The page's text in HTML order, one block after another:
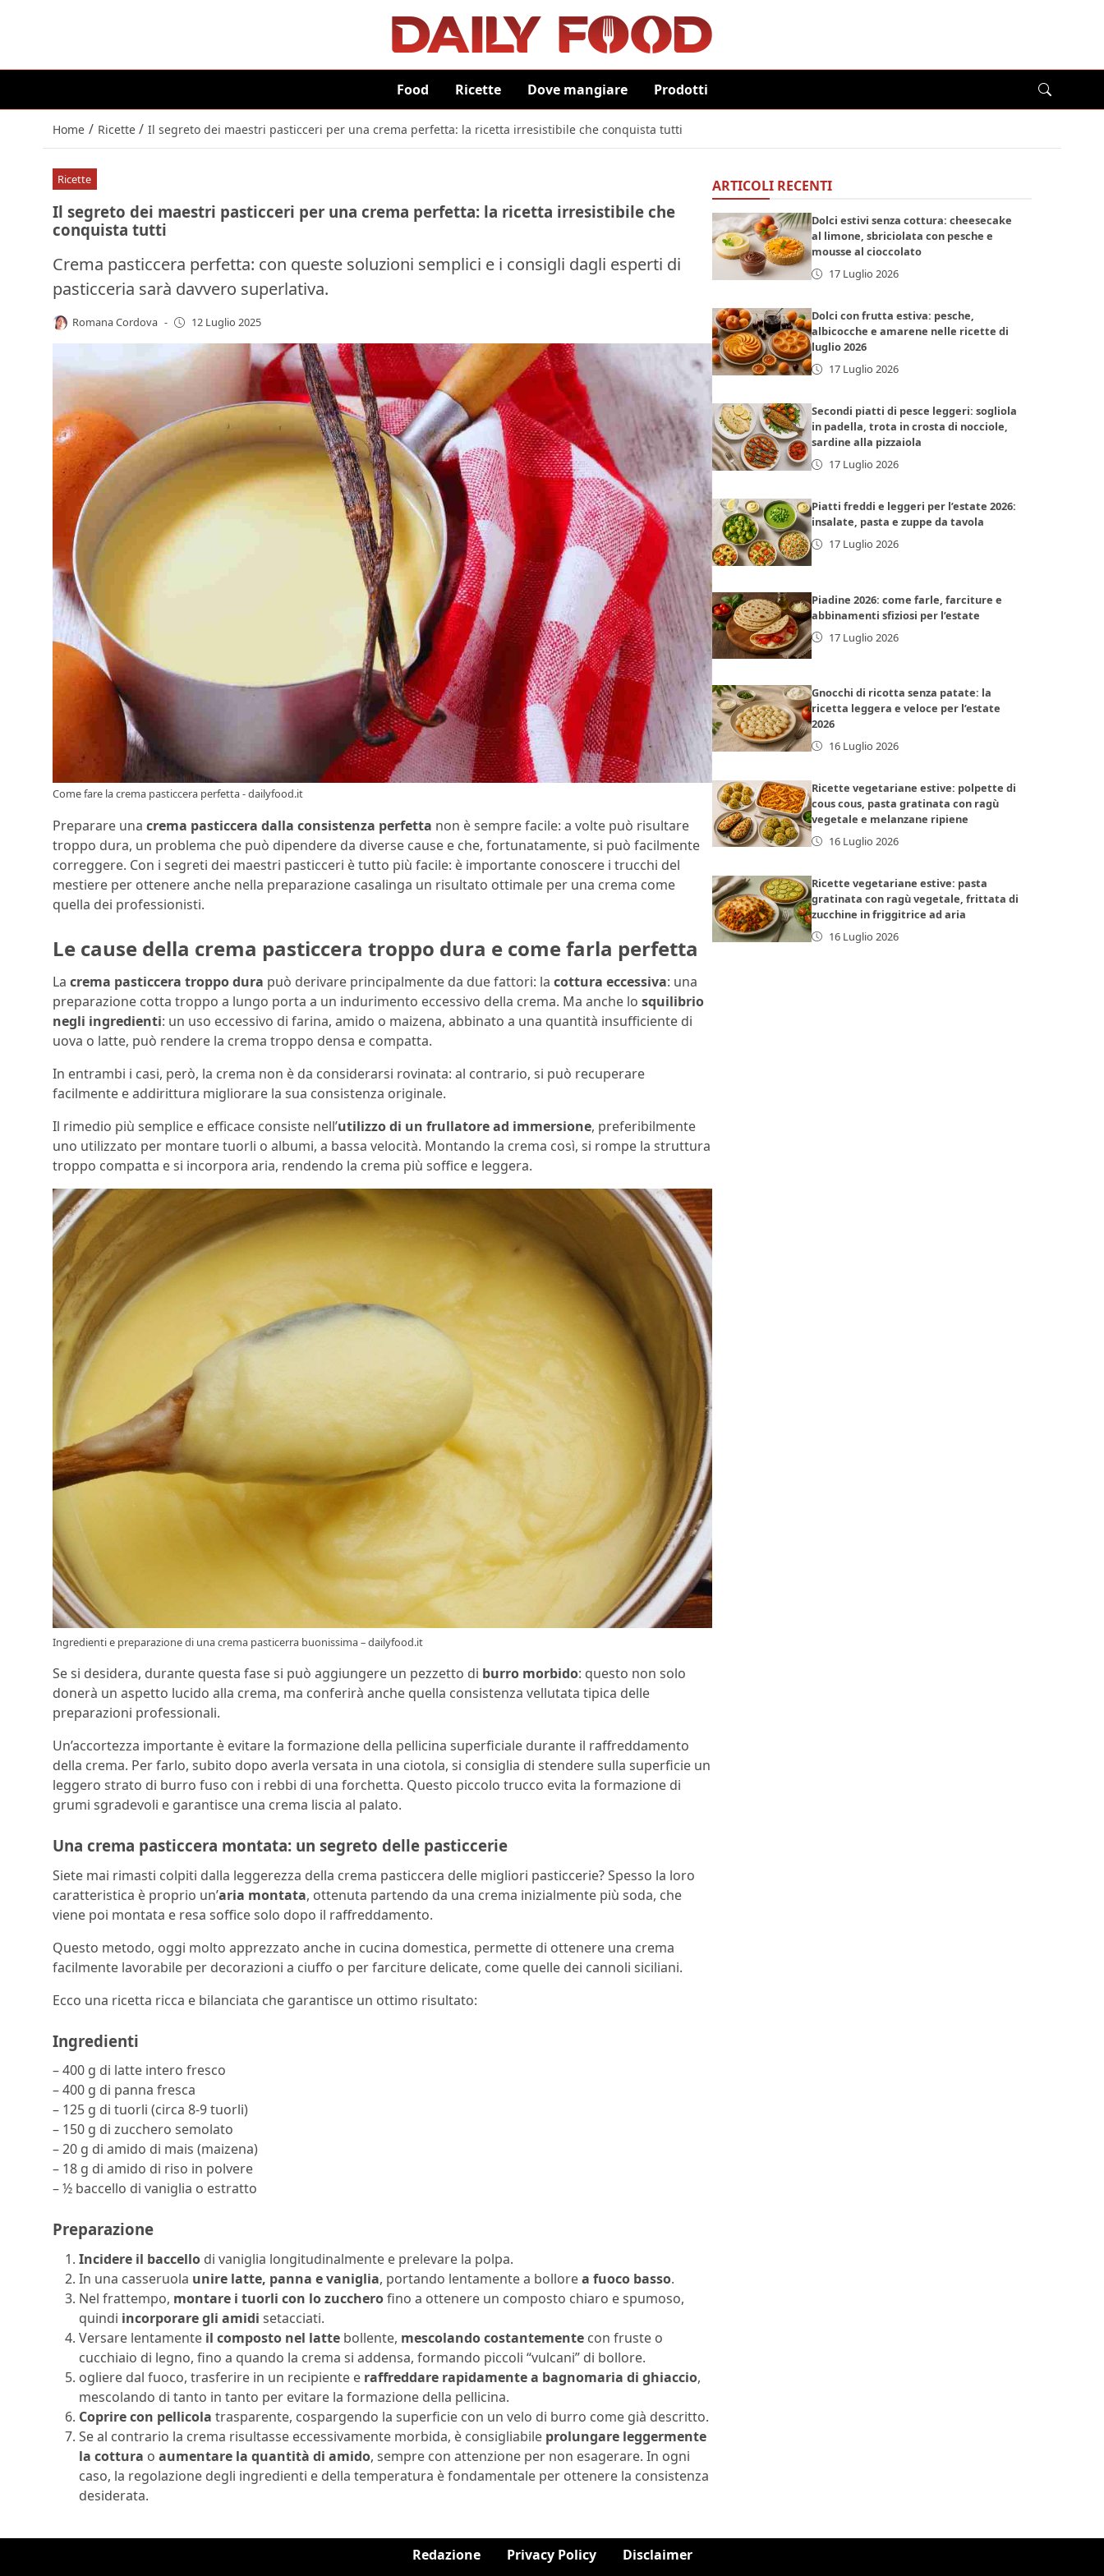
Food Ricette Dove mangiare Prodotti
Home / Ricette / Il segreto dei maestri pasticceri per una crema perfetta: la ricetta irresistibile che conquista tutti
Ricette
Il segreto dei maestri pasticceri per una crema perfetta: la ricetta irresistibile che
conquista tutti
Crema pasticcera perfetta: con queste soluzioni semplici e i consigli dagli esperti di
pasticceria sarà davvero superlativa.
Romana Cordova - 12 Luglio 2025
Come fare la crema pasticcera perfetta - dailyfood.it
Preparare una crema pasticcera dalla consistenza perfetta non è sempre facile: a volte può risultare
troppo dura, un problema che può dipendere da diverse cause e che, fortunatamente, si può facilmente
correggere. Con i segreti dei maestri pasticceri è tutto più facile: è importante conoscere i trucchi del
mestiere per ottenere anche nella preparazione casalinga un risultato ottimale per una crema come
quella dei professionisti.
Le cause della crema pasticcera troppo dura e come farla perfetta
La crema pasticcera troppo dura può derivare principalmente da due fattori: la cottura eccessiva: una
preparazione cotta troppo a lungo porta a un indurimento eccessivo della crema. Ma anche lo squilibrio
negli ingredienti: un uso eccessivo di farina, amido o maizena, abbinato a una quantità insufficiente di
uova o latte, può rendere la crema troppo densa e compatta.
In entrambi i casi, però, la crema non è da considerarsi rovinata: al contrario, si può recuperare
facilmente e addirittura migliorare la sua consistenza originale.
Il rimedio più semplice e efficace consiste nell’utilizzo di un frullatore ad immersione, preferibilmente
uno utilizzato per montare tuorli o albumi, a bassa velocità. Montando la crema così, si rompe la struttura
troppo compatta e si incorpora aria, rendendo la crema più soffice e leggera.
Ingredienti e preparazione di una crema pasticerra buonissima – dailyfood.it
Se si desidera, durante questa fase si può aggiungere un pezzetto di burro morbido: questo non solo
donerà un aspetto lucido alla crema, ma conferirà anche quella consistenza vellutata tipica delle
preparazioni professionali.
Un’accortezza importante è evitare la formazione della pellicina superficiale durante il raffreddamento
della crema. Per farlo, subito dopo averla versata in una ciotola, si consiglia di stendere sulla superficie un
leggero strato di burro fuso con i rebbi di una forchetta. Questo piccolo trucco evita la formazione di
grumi sgradevoli e garantisce una crema liscia al palato.
Una crema pasticcera montata: un segreto delle pasticcerie
Siete mai rimasti colpiti dalla leggerezza della crema pasticcera delle migliori pasticcerie? Spesso la loro
caratteristica è proprio un’aria montata, ottenuta partendo da una crema inizialmente più soda, che
viene poi montata e resa soffice solo dopo il raffreddamento.
Questo metodo, oggi molto apprezzato anche in cucina domestica, permette di ottenere una crema
facilmente lavorabile per decorazioni a ciuffo o per farciture delicate, come quelle dei cannoli siciliani.
Ecco una ricetta ricca e bilanciata che garantisce un ottimo risultato:
Ingredienti
– 400 g di latte intero fresco
– 400 g di panna fresca
– 125 g di tuorli (circa 8-9 tuorli)
– 150 g di zucchero semolato
– 20 g di amido di mais (maizena)
– 18 g di amido di riso in polvere
– ½ baccello di vaniglia o estratto
Preparazione
Incidere il baccello di vaniglia longitudinalmente e prelevare la polpa.
In una casseruola unire latte, panna e vaniglia, portando lentamente a bollorea fuoco basso.
Nel frattempo, montare i tuorli con lo zuccherofino a ottenere un composto chiaro e spumoso,
quindi incorporare gli amidi setacciati.
Versare lentamente il composto nel latte bollente, mescolando costantemente con fruste o
cucchiaio di legno, fino a quando la crema si addensa, formando piccoli “vulcani” di bollore.
ogliere dal fuoco, trasferire in un recipiente e raffreddare rapidamente a bagnomaria di ghiaccio,
mescolando di tanto in tanto per evitare la formazione della pellicina.
Coprire con pellicola trasparente, cospargendo la superficie con un velo di burro come già descritto.
Se al contrario la crema risultasse eccessivamente morbida, è consigliabile prolungare leggermente
la cottura o aumentare la quantità di amido, sempre con attenzione per non esagerare. In ogni
caso, la regolazione degli ingredienti e della temperatura è fondamentale per ottenere la consistenza
desiderata.
ARTICOLI RECENTI
Dolci estivi senza cottura: cheesecake
al limone, sbriciolata con pesche e
mousse al cioccolato
17 Luglio 2026
Dolci con frutta estiva: pesche,
albicocche e amarene nelle ricette di
luglio 2026
17 Luglio 2026
Secondi piatti di pesce leggeri: sogliola
in padella, trota in crosta di nocciole,
sardine alla pizzaiola
17 Luglio 2026
Piatti freddi e leggeri per l’estate 2026:
insalate, pasta e zuppe da tavola
17 Luglio 2026
Piadine 2026: come farle, farciture e
abbinamenti sfiziosi per l’estate
17 Luglio 2026
Gnocchi di ricotta senza patate: la
ricetta leggera e veloce per l’estate
2026
16 Luglio 2026
Ricette vegetariane estive: polpette di
cous cous, pasta gratinata con ragù
vegetale e melanzane ripiene
16 Luglio 2026
Ricette vegetariane estive: pasta
gratinata con ragù vegetale, frittata di
zucchine in friggitrice ad aria
16 Luglio 2026
Redazione Privacy Policy Disclaimer